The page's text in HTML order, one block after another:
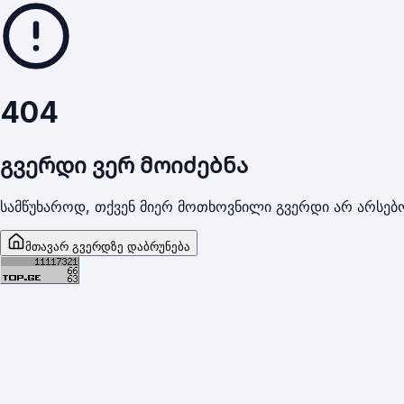
404
გვერდი ვერ მოიძებნა
სამწუხაროდ, თქვენ მიერ მოთხოვნილი გვერდი არ
მთავარ გვერდზე დაბრუნება